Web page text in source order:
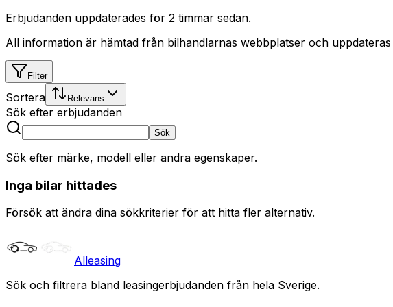
Erbjudanden uppdaterades för 2 timmar sedan.
All information är hämtad från bilhandlarnas webbplatser och
Filter
Sortera Relevans
Sök efter erbjudanden
Sök
Sök efter märke, modell eller andra egenskaper.
Inga bilar hittades
Försök att ändra dina sökkriterier för att hitta fler alternativ.
Alleasing
Sök och filtrera bland leasingerbjudanden från hela Sverige.